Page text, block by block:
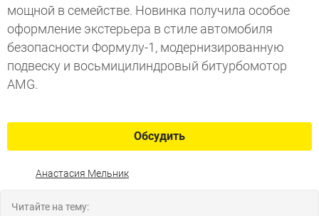
мощной в семействе. Новинка получила особое
оформление экстерьера в стиле автомобиля
безопасности Формулу-1, модернизированную
подвеску и восьмицилиндровый битурбомотор
AMG.
Обсудить
Анастасия Мельник
Читайте на тему: